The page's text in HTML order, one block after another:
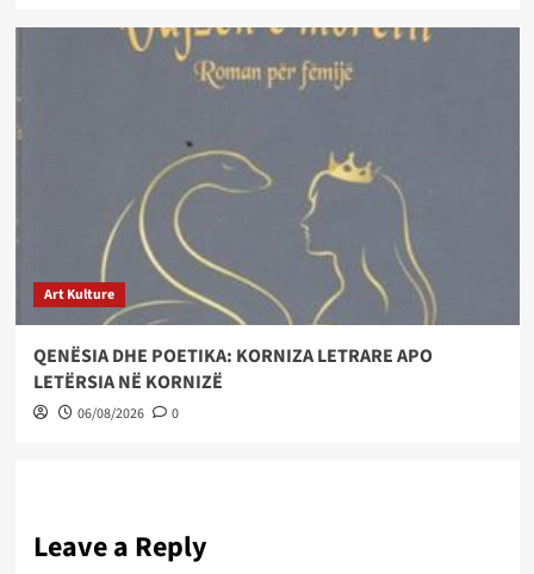
Art Kulture
QENËSIA DHE POETIKA: KORNIZA LETRARE APO
LETËRSIA NË KORNIZË
06/08/2026 0
Leave a Reply